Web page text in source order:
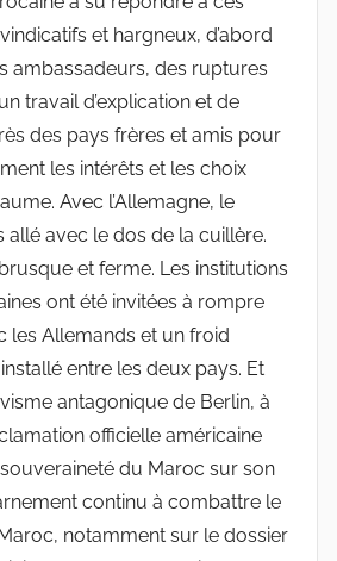
et hargneux, d’abord
ambassadeurs, des ruptures
travail d’explication et de
des pays frères et amis pour
les intérêts et les choix
Avec l’Allemagne, le
allé avec le dos de la cuillère.
et ferme. Les institutions
ont été invitées à rompre
les Allemands et un froid
installé entre les deux pays. Et
antagonique de Berlin, à
officielle américaine
du Maroc sur son
continu à combattre le
notamment sur le dossier